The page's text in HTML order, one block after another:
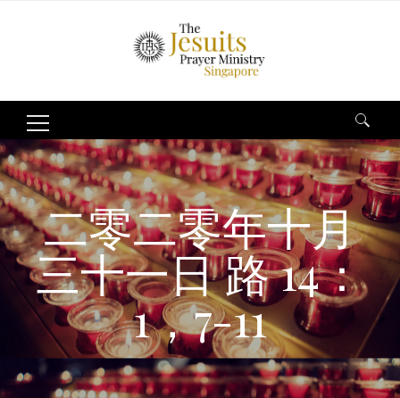
Search
for:
二零二零年十月
三十一日 路 14：
1，7-11